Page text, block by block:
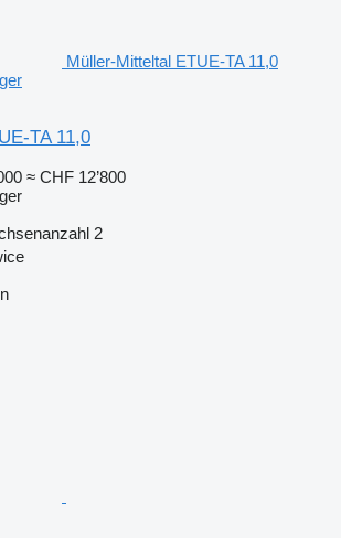
Müller-Mitteltal ETUE-TA 11,0
TA 11,0
≈ CHF 12’800
2